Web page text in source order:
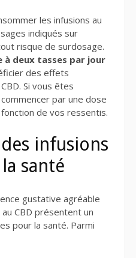
les infusions au
indiqués sur
risque de surdosage.
à deux tasses par jour
des effets
Si vous êtes
par une dose
de vos ressentis.
infusions
santé
gustative agréable
CBD présentent un
pour la santé. Parmi